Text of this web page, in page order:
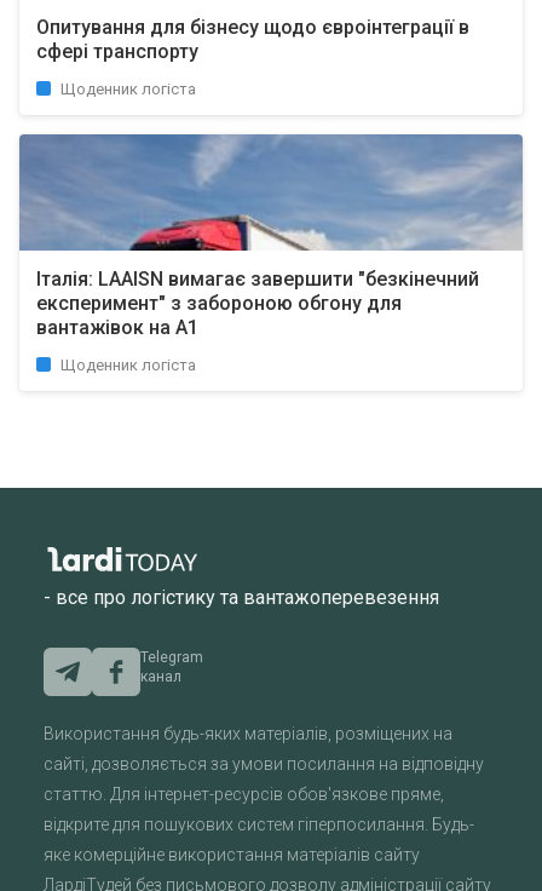
Опитування для бізнесу щодо євроінтеграції в
сфері транспорту
Щоденник логіста
Італія: LAAISN вимагає завершити "безкінечний
експеримент" з забороною обгону для
вантажівок на А1
Щоденник логіста
- все про логістику та вантажоперевезення
Telegram
канал
Використання будь-яких матеріалів, розміщених на
сайті, дозволяється за умови посилання на відповідну
статтю. Для інтернет-ресурсів обов'язкове пряме,
відкрите для пошукових систем гіперпосилання. Будь-
яке комерційне використання матеріалів сайту
ЛардіТудей без письмового дозволу адміністрації сайту